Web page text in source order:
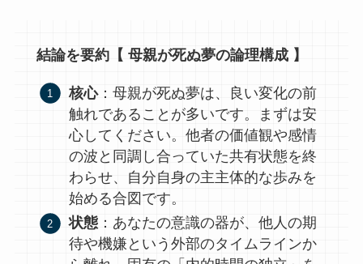
結論を要約【 母親が死ぬ夢の論理構成 】
核心：母親が死ぬ夢は、良い変化の前
触れであることが多いです。まずは安
心してください。他者の価値観や感情
の波と同調し合っていた共有状態を終
わらせ、自分自身の主主体的な歩みを
始める合図です。
状態 ：あなたの意識の器が、他人の期
待や機嫌という外部のタイムラインか